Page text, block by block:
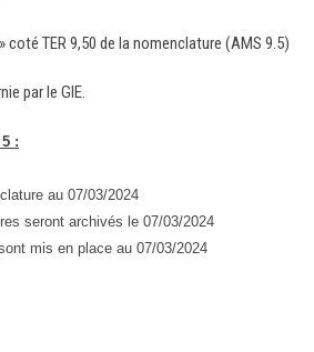
coté TER 9,50 de la nomenclature (AMS 9.5)
par le GIE.
:
au 07/03/2024
seront archivés le 07/03/2024
mis en place au 07/03/2024